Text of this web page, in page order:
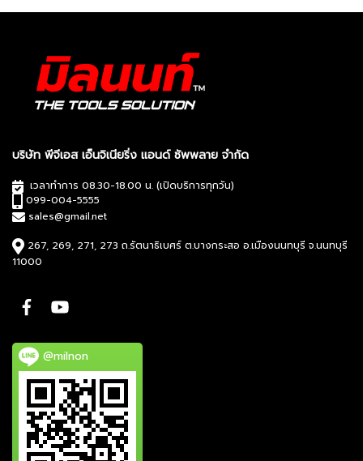
บริษัท พีจีเอส เอ็นจิเนียริ่ง แอนด์ ซัพพลาย จำกัด
เวลาทำการ 08.30-18.00 น. (เปิดบริการทุกวัน)
099-004-5555
sales@gmail.net
267, 269, 271, 273 ถ.รัตนาธิเบศร์ ต.บางกระสอ อ.เมืองนนทบุรี จ.นนทบุรี
11000
@milnon